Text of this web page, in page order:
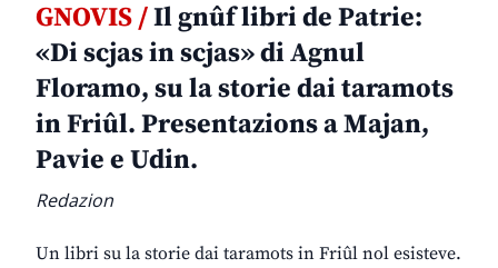
GNOVIS /Il gnûf libri de Patrie:
«Di scjas in scjas» di Agnul
Floramo, su la storie dai taramots
in Friûl. Presentazions a Majan,
Pavie e Udin.
Redazion
Un libri su la storie dai taramots in Friûl nol esisteve.